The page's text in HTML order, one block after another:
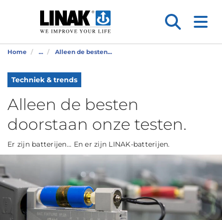
Home ... Alleen de besten...
Techniek & trends
Alleen de besten
doorstaan onze testen.
Er zijn batterijen... En er zijn LINAK-batterijen.